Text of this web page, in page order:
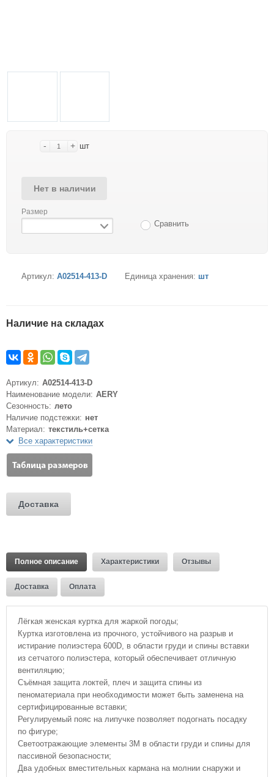
- + шт
Нет в наличии
Размер
Сравнить
Артикул: A02514-413-D Единица хранения: шт
Наличие на складах
Артикул: A02514-413-D
Наименование модели: AERY
Сезонность: лето
Наличие подстежки: нет
Материал: текстиль+сетка
Все характеристики
Доставка
Полное описание Характеристики Отзывы
Доставка Оплата
Лёгкая женская куртка для жаркой погоды;
Куртка изготовлена из прочного, устойчивого на разрыв и
истирание полиэстера 600D, в области груди и спины вставки
из сетчатого полиэстера, который обеспечивает отличную
вентиляцию;
Съёмная защита локтей, плеч и защита спины из
пеноматериала при необходимости может быть заменена на
сертифицированные вставки;
Регулируемый пояс на липучке позволяет подогнать посадку
по фигуре;
Светоотражающие элементы 3М в области груди и спины для
пассивной безопасности;
Два удобных вместительных кармана на молнии снаружи и